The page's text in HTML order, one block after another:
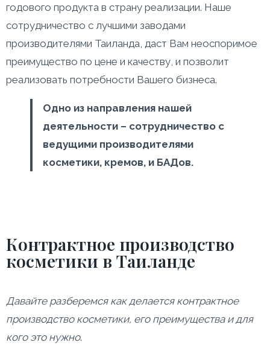
годового продукта в страну реализации. Наше
сотрудничество с лучшими заводами
производителями Таиланда, даст Вам неоспоримое
преимущество по цене и качеству, и позволит
реализовать потребности Вашего бизнеса.
Одно из направления нашей
деятельности – сотрудничество с
ведущими производителями
косметики, кремов, и БАДов.
Контрактное производство
косметики в Таиланде
Давайте разберемся как делается контрактное
производство косметики, его преимущества и для
кого это нужно.